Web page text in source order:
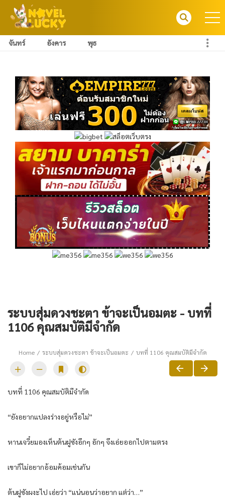
จันทร์ อังคาร พุธ
ระบบสุ่มดวงชะตา ข้าจะเป็นอมตะ - บทที่
1106 คุณสมบัติมีจำกัด
Home ระบบสุ่มดวงชะตา ข้าจะเป็นอมตะ บทที่ 1106 คุณสมบัติมีจำกัด
บทที่ 1106 คุณสมบัติมีจำกัด
“ยังอยากแปลงร่างอยู่หรือไม่”
หานเจวี๋ยมองเห็นต้นฝูซังอึกๆ อักๆ จึงเอ่ยออกไปตามตรง
เขาก็ไม่อยากอ้อมค้อมเช่นกัน
ต้นฝูซังผงะไป เอ่ยว่า “แน่นอนว่าอยาก แต่ว่า…”